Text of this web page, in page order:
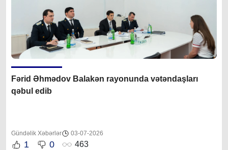
Fərid Əhmədov Balakən rayonunda vətəndaşları
qəbul edib
Gündəlik Xəbərlər 03-07-2026
1 0 463